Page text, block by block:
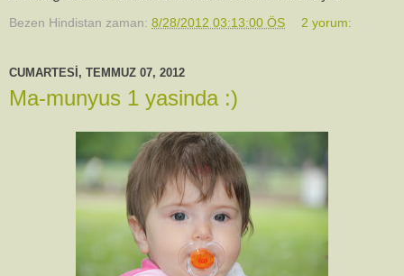
Bezen Hindistan zaman: 8/28/2012 03:13:00 ÖS 2 yorum:
CUMARTESI, TEMMUZ 07, 2012
Ma-munyus 1 yasinda :)